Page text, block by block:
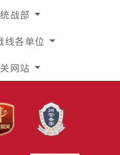
战部
线各单位
网站